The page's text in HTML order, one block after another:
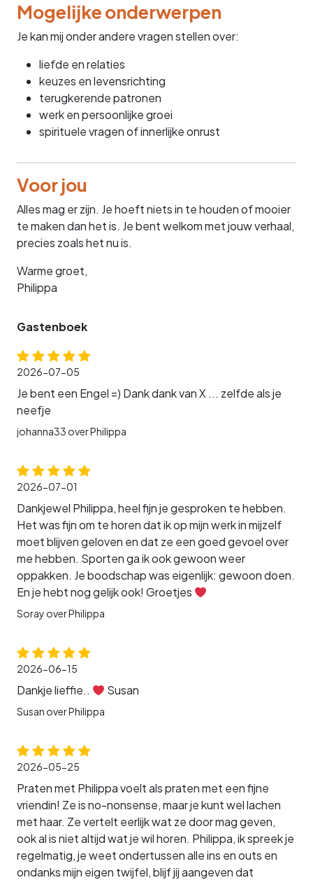
Mogelijke onderwerpen
Je kan mij onder andere vragen stellen over:
liefde en relaties
keuzes en levensrichting
terugkerende patronen
werk en persoonlijke groei
spirituele vragen of innerlijke onrust
Voor jou
Alles mag er zijn. Je hoeft niets in te houden of mooier
te maken dan het is. Je bent welkom met jouw verhaal,
precies zoals het nu is.
Warme groet,
Philippa
Gastenboek
2026-07-05
Je bent een Engel =) Dank dank van X ... zelfde als je
neefje
johanna33 over Philippa
2026-07-01
Dankjewel Philippa, heel fijn je gesproken te hebben.
Het was fijn om te horen dat ik op mijn werk in mijzelf
moet blijven geloven en dat ze een goed gevoel over
me hebben. Sporten ga ik ook gewoon weer
oppakken. Je boodschap was eigenlijk: gewoon doen.
En je hebt nog gelijk ook! Groetjes
Soray over Philippa
2026-06-15
Dankje lieffie.. Susan
Susan over Philippa
2026-05-25
Praten met Philippa voelt als praten met een fijne
vriendin! Ze is no-nonsense, maar je kunt wel lachen
met haar. Ze vertelt eerlijk wat ze door mag geven,
ook al is niet altijd wat je wil horen. Philippa, ik spreek je
regelmatig, je weet ondertussen alle ins en outs en
ondanks mijn eigen twijfel, blijf jij aangeven dat